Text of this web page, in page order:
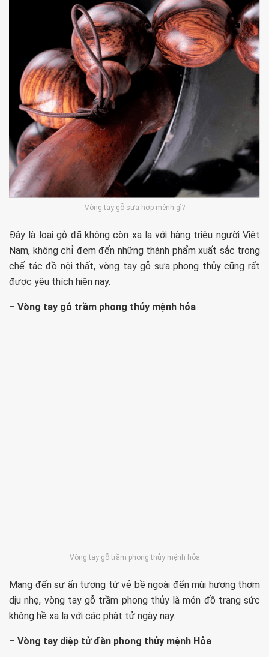
Vòng tay gỗ sưa hợp mệnh gì?
Đây là loại gỗ đã không còn xa lạ với hàng triệu người Việt
Nam, không chỉ đem đến những thành phẩm xuất sắc trong
chế tác đồ nội thất, vòng tay gỗ sưa phong thủy cũng rất
được yêu thích hiện nay.
– Vòng tay gỗ trầm phong thủy mệnh hỏa
Vòng tay gỗ trầm phong thủy mệnh hỏa
Mang đến sự ấn tượng từ vẻ bề ngoài đến mùi hương thơm
dịu nhẹ, vòng tay gỗ trầm phong thủy là món đồ trang sức
không hề xa lạ với các phật tử ngày nay.
– Vòng tay diệp tử đàn phong thủy mệnh Hỏa